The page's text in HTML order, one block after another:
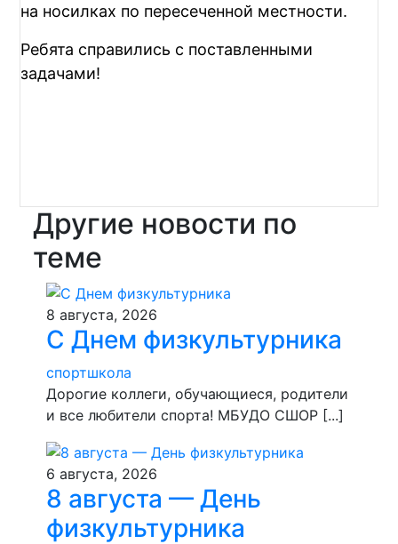
на носилках по пересеченной местности.
Ребята справились с поставленными
задачами!
Другие новости по
теме
8 августа, 2026
С Днем физкультурника
спортшкола
Дорогие коллеги, обучающиеся, родители
и все любители спорта! МБУДО СШОР [...]
6 августа, 2026
8 августа — День
физкультурника